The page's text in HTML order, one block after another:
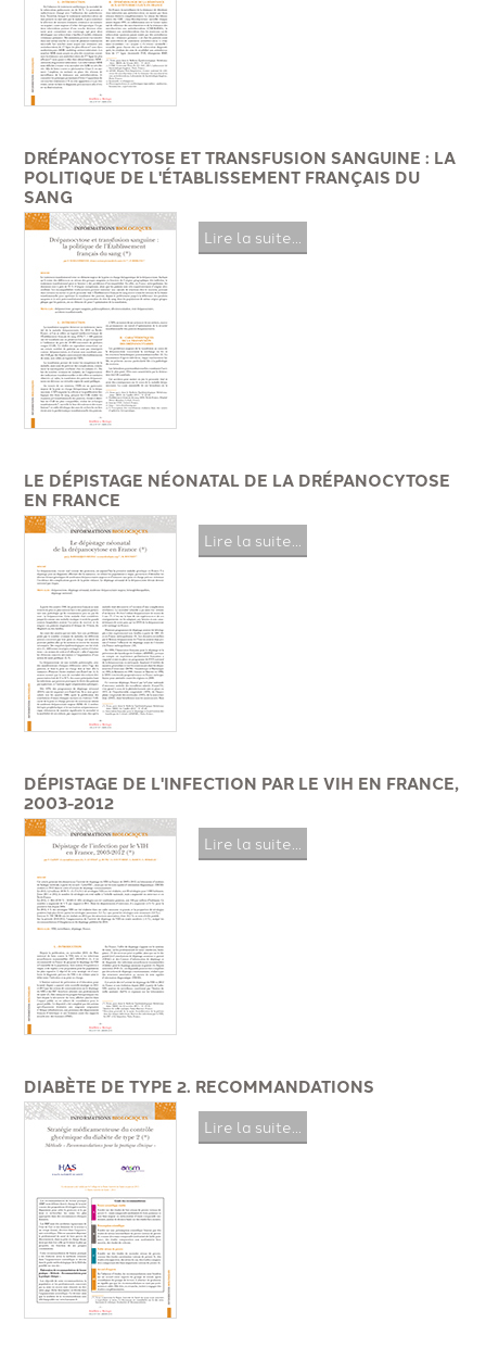
DRÉPANOCYTOSE ET TRANSFUSION SANGUINE : LA
POLITIQUE DE L'ÉTABLISSEMENT FRANÇAIS DU
SANG
Lire la suite...
LE DÉPISTAGE NÉONATAL DE LA DRÉPANOCYTOSE
EN FRANCE
Lire la suite...
DÉPISTAGE DE L'INFECTION PAR LE VIH EN FRANCE,
2003-2012
Lire la suite...
DIABÈTE DE TYPE 2. RECOMMANDATIONS
Lire la suite...